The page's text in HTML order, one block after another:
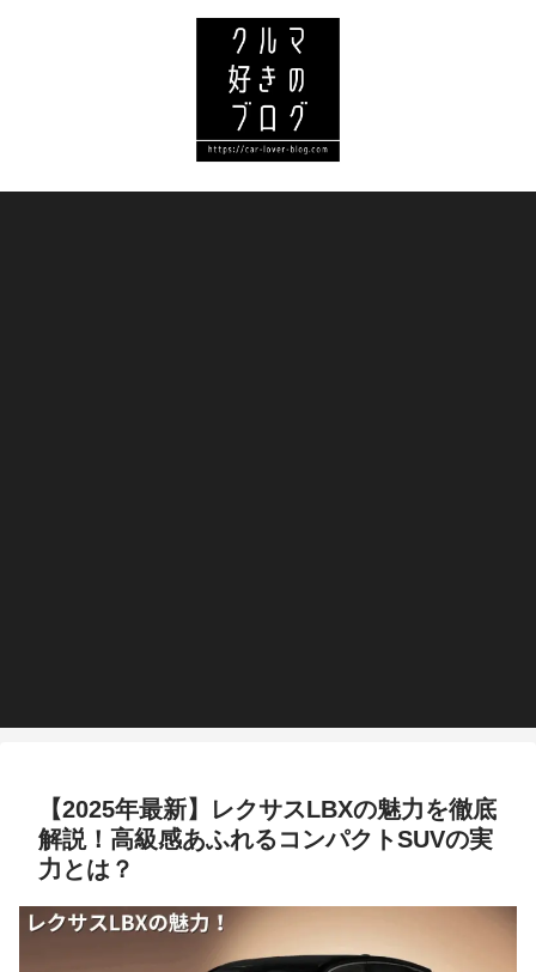
【2025年最新】レクサスLBXの魅力を徹底
解説！高級感あふれるコンパクトSUVの実
力とは？